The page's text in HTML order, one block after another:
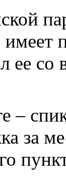
ее
–
за